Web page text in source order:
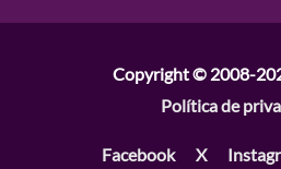
Copyright © 2008-
Política de
Facebook X